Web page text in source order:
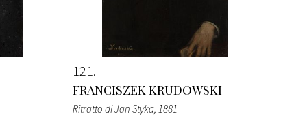
121
FRANCISZEK KRUDOWSKI
Ritratto di Jan Styka, 1881